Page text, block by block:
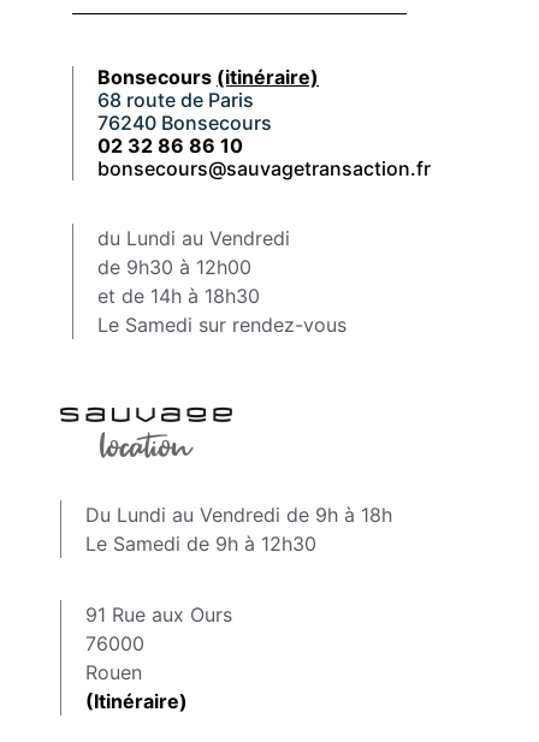
Bonsecours (itinéraire)
68 route de Paris
76240 Bonsecours
02 32 86 86 10
bonsecours@sauvagetransaction.fr
du Lundi au Vendredi
de 9h30 à 12h00
et de 14h à 18h30
Le Samedi sur rendez-vous
Du Lundi au Vendredi de 9h à 18h
Le Samedi de 9h à 12h30
91 Rue aux Ours
76000
Rouen
(Itinéraire)